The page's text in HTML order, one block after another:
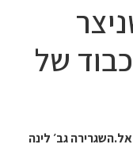
של
גב׳ לינה